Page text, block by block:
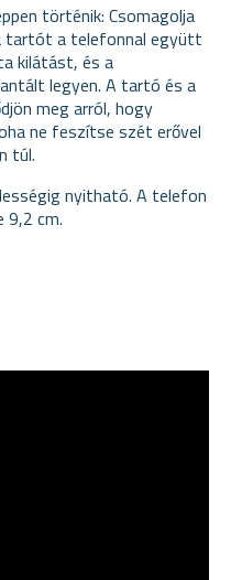
történik: Csomagolja
tartót a telefonnal együtt
kilátást, és a
legyen. A tartó és a
meg arról, hogy
ne feszítse szét erővel
túl.
nyitható. A telefon
9,2 cm.